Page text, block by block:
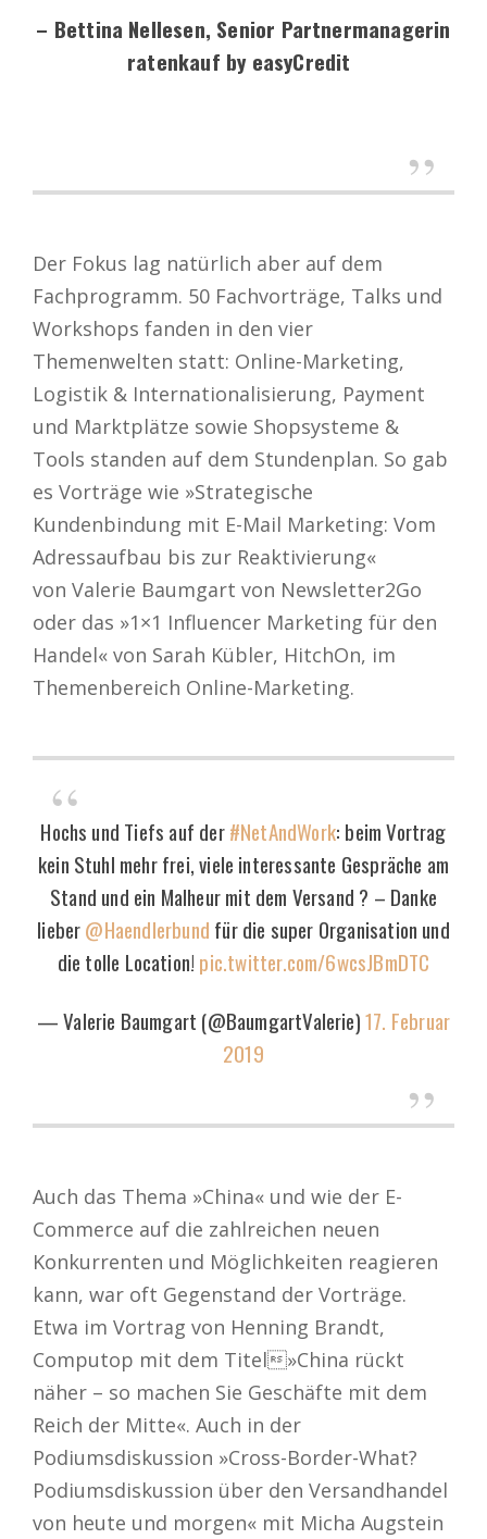
– Bettina Nellesen, Senior Partnermanagerin
ratenkauf by easyCredit
Der Fokus lag natürlich aber auf dem
Fachprogramm. 50 Fachvorträge, Talks und
Workshops fanden in den vier
Themenwelten statt: Online-Marketing,
Logistik & Internationalisierung, Payment
und Marktplätze sowie Shopsysteme &
Tools standen auf dem Stundenplan. So gab
es Vorträge wie »Strategische
Kundenbindung mit E-Mail Marketing: Vom
Adressaufbau bis zur Reaktivierung«
von Valerie Baumgart von Newsletter2Go
oder das »1×1 Influencer Marketing für den
Handel« von Sarah Kübler, HitchOn, im
Themenbereich Online-Marketing.
Hochs und Tiefs auf der#NetAndWork: beim Vortrag
kein Stuhl mehr frei, viele interessante Gespräche am
Stand und ein Malheur mit dem Versand ? – Danke
lieber@Haendlerbund für die super Organisation und
die tolle Location! pic.twitter.com/6wcsJBmDTC
— Valerie Baumgart (@BaumgartValerie)17. Februar
2019
Auch das Thema »China« und wie der E-
Commerce auf die zahlreichen neuen
Konkurrenten und Möglichkeiten reagieren
kann, war oft Gegenstand der Vorträge.
Etwa im Vortrag von Henning Brandt,
Computop mit dem Titel»China rückt
näher – so machen Sie Geschäfte mit dem
Reich der Mitte«. Auch in der
Podiumsdiskussion »Cross-Border-What?
Podiumsdiskussion über den Versandhandel
von heute und morgen« mit Micha Augstein